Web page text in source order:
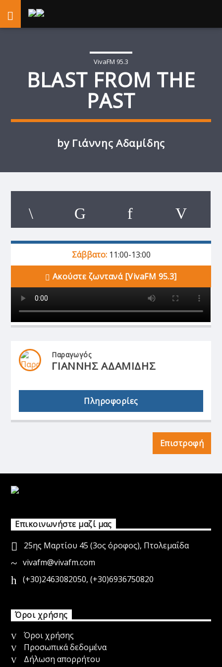
VivaFM 95.3
BLAST FROM THE
PAST
by Γιάννης Αδαμίδης
Σάββατο: 11:00-13:00
Ακούστε ζωντανά [VivaFM 95.3]
Παραγωγός
ΓΙΑΝΝΗΣ ΑΔΑΜΙΔΗΣ
Πληροφορίες
Επιστροφή
Επικοινωνήστε μαζί μας
25ης Μαρτίου 45 (3ος όροφος), Πτολεμαΐδα
vivafm@vivafm.com
(+30)2463082050, (+30)6936750820
Όροι χρήσης
Όροι χρήσης
Προσωπικά δεδομένα
Δήλωση απορρήτου